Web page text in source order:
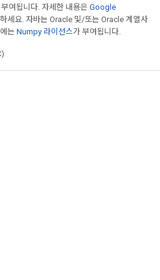
여됩니다. 자세한 내용은 Google
세요. 자바는 Oracle 및/또는 Oracle 계열사
는 Numpy 라이선스가 부여됩니다.